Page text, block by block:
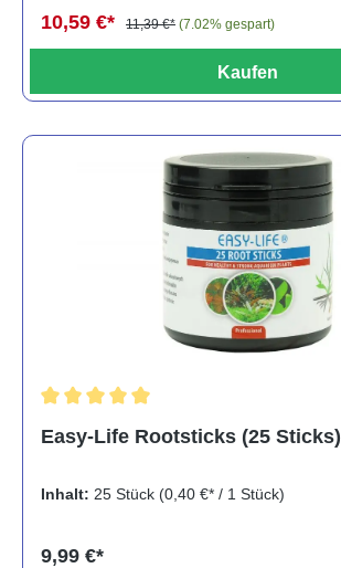
10,59 €* 11,39 €* (7.02% gespart)
Kaufen
Easy-Life Rootsticks (25 Sticks)
Inhalt: 25 Stück (0,40 €* / 1 Stück)
9,99 €*